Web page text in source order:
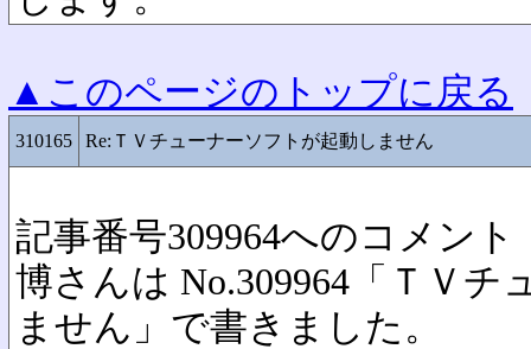
▲このページのトップに戻る
310165 Re:ＴＶチューナーソフトが起動しません
記事番号309964へのコメント
博さんは No.309964「ＴＶチ
ません」で書きました。